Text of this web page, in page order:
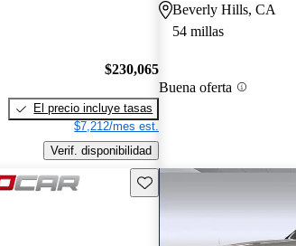
$230,065
El precio incluye tasas
$7,212/mes est.
Verif. disponibilidad
Beverly Hills, CA
54 millas
Buena oferta
Guarda este Aviso